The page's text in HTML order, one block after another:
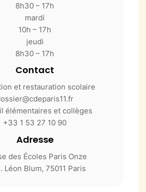
8h30 – 17h
mardi
10h – 17h
jeudi
8h30 – 17h
Contact
et restauration scolaire
élémentaires et collèges
+33 1 53 27 10 90
Adresse
des Écoles Paris Onze
Léon Blum, 75011 Paris